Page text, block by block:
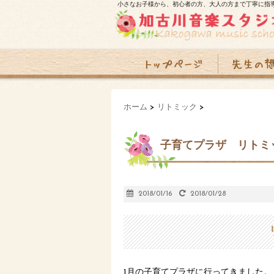
小さなお子様から、初心者の方、大人の方まで丁寧に指
ホーム > リトミック >
子育てプラザ リト
2018/01/16 2018/01/28